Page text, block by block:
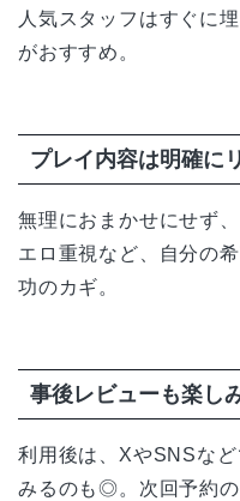
人気スタッフはすぐに
がおすすめ。
プレイ内容は明確に
無理におまかせにせず
エロ重視など、自分の
功のカギ。
事後レビューも楽し
利用後は、XやSNSな
みるのも◎。次回予約の